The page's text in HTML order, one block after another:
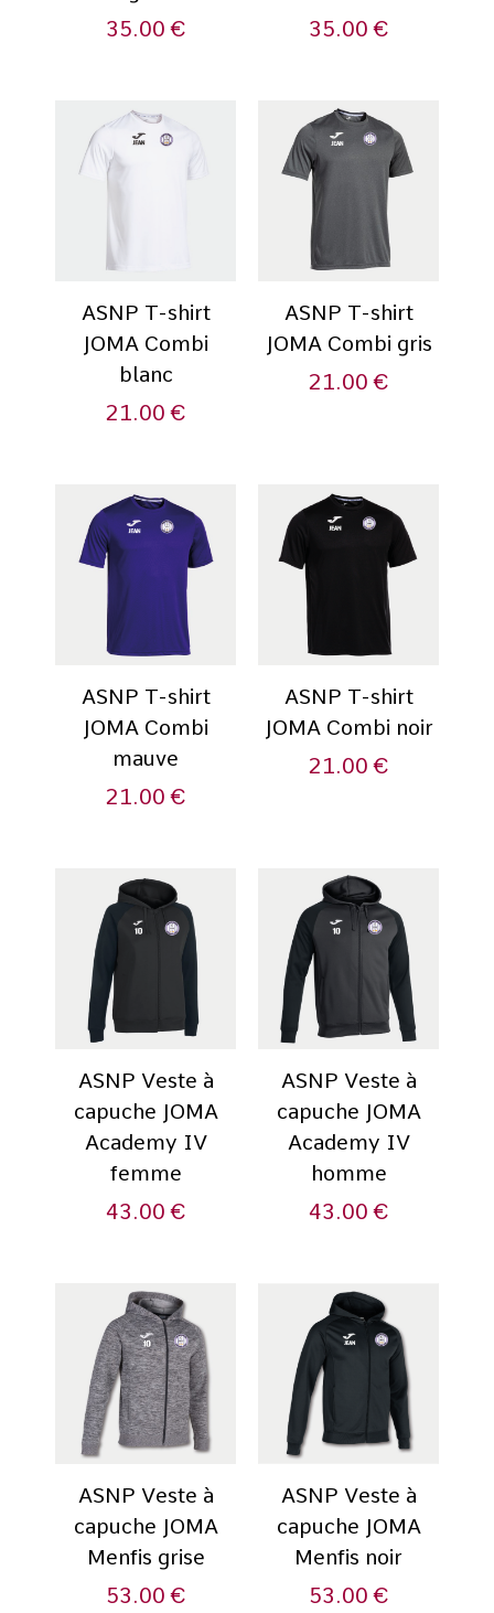
35.00€ 35.00€
ASNP T-shirt
JOMA Combi
blanc
21.00€
ASNP T-shirt
JOMA Combi gris
21.00€
ASNP T-shirt
JOMA Combi
mauve
21.00€
ASNP T-shirt
JOMA Combi noir
21.00€
ASNP Veste à
capuche JOMA
Academy IV
femme
43.00€
ASNP Veste à
capuche JOMA
Academy IV
homme
43.00€
ASNP Veste à
capuche JOMA
Menfis grise
53.00€
ASNP Veste à
capuche JOMA
Menfis noir
53.00€